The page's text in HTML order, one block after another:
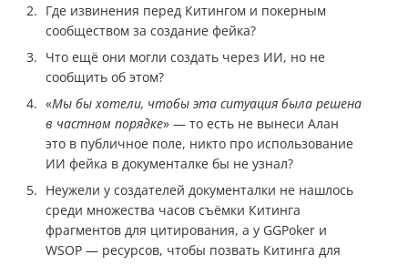
Где извинения перед Китингом и покерным
сообществом за создание фейка?
Что ещё они могли создать через ИИ, но не
сообщить об этом?
«Мы бы хотели, чтобы эта ситуация была решена
в частном порядке» — то есть не вынеси Алан
это в публичное поле, никто про использование
ИИ фейка в документалке бы не узнал?
Неужели у создателей документалки не нашлось
среди множества часов съёмки Китинга
фрагментов для цитирования, а у GGPoker и
WSOP — ресурсов, чтобы позвать Китинга для